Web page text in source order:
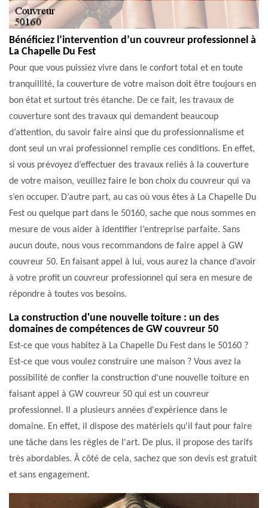
Bénéficiez l’intervention d’un couvreur professionnel à
La Chapelle Du Fest
Pour que vous puissiez vivre dans le confort total et en toute
tranquillité, la couverture de votre maison doit être toujours en
bon état et surtout très étanche. De ce fait, les travaux de
couverture sont des travaux qui demandent beaucoup
d’attention, du savoir faire ainsi que du professionnalisme et
dont seul un vrai professionnel remplie ces conditions. En effet,
si vous prévoyez d’effectuer des travaux reliés à la couverture
de votre maison, veuillez faire le bon choix du couvreur qui va
s’en occuper. D’autre part, au cas où vous êtes à La Chapelle Du
Fest ou quelque part dans le 50160, sache que nous sommes en
mesure de vous aider à identifier l’entreprise parfaite. Sans
aucun doute, nous vous recommandons de faire appel à GW
couvreur 50. En faisant appel à lui, vous aurez la chance d’avoir
à votre profit un couvreur professionnel qui sera en mesure de
répondre à toutes vos besoins.
La construction d'une nouvelle toiture : un des
domaines de compétences de GW couvreur 50
Est-ce que vous habitez à La Chapelle Du Fest dans le 50160 ?
Est-ce que vous voulez construire une maison ? Vous avez la
possibilité de confier la construction d'une nouvelle toiture en
faisant appel à GW couvreur 50 qui est un couvreur
professionnel. Il a plusieurs années d'expérience dans le
domaine. En effet, il dispose des matériels qu'il faut pour faire
une tâche dans les règles de l'art. De plus, il propose des tarifs
très abordables. À côté de cela, sachez que son devis est gratuit
et sans engagement.